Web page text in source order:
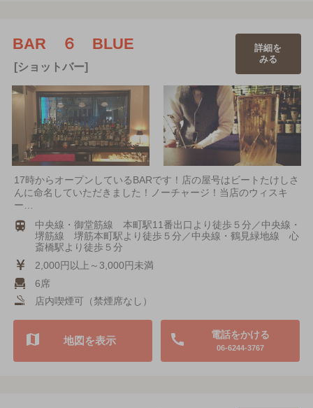
BAR ６ BLUE
[ショットバー]
詳細を
みる
17時からオープンしているBARです！店の屋号はビートたけしさ
んに命名していただきました！ノーチャージ！当店のウィスキ
ー…
中央線・御堂筋線 本町駅11番出口より徒歩５分／中央線・
堺筋線 堺筋本町駅より徒歩５分／中央線・鶴見緑地線 心
斎橋駅より徒歩５分
2,000円以上～3,000円未満
6席
店内喫煙可（禁煙席なし）
電話をかける
06-6244-3767
地図を表示